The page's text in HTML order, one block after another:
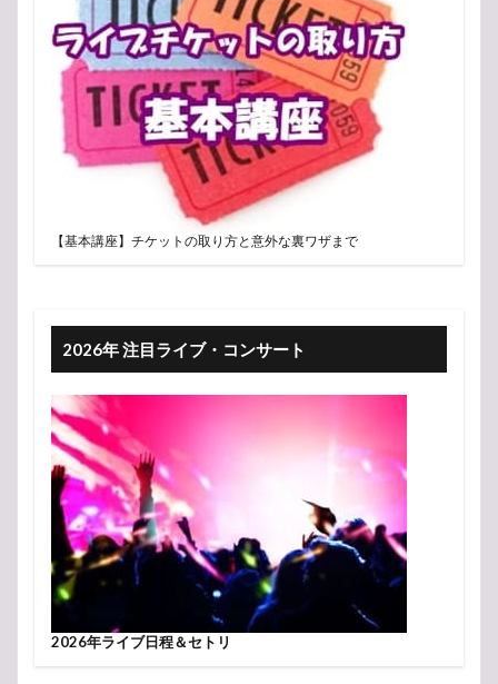
【基本講座】チケットの取り方と意外な裏ワザまで
2026年 注目ライブ・コンサート
2026年ライブ日程＆セトリ